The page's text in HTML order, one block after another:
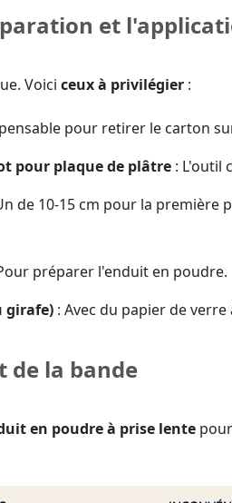
et
Voici ceux à privilégier :
pour retirer le carton
pour plaque de plâtre : L'outil
de 10-15 cm pour la première
préparer l'enduit en poudre.
girafe) : Avec du papier de
de la bande
en poudre à prise lente